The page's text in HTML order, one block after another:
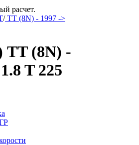
расчет.
/TT (8N) - 1997 ->
TT (8N) -
T 225